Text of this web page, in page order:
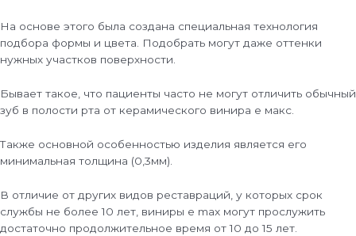
На основе этого была создана специальная технология
подбора формы и цвета. Подобрать могут даже оттенки
нужных участков поверхности.
Бывает такое, что пациенты часто не могут отличить обычный
зуб в полости рта от керамического винира е макс.
Также основной особенностью изделия является его
минимальная толщина (0,3мм).
В отличие от других видов реставраций, у которых срок
службы не более 10 лет, виниры e max могут прослужить
достаточно продолжительное время от 10 до 15 лет.